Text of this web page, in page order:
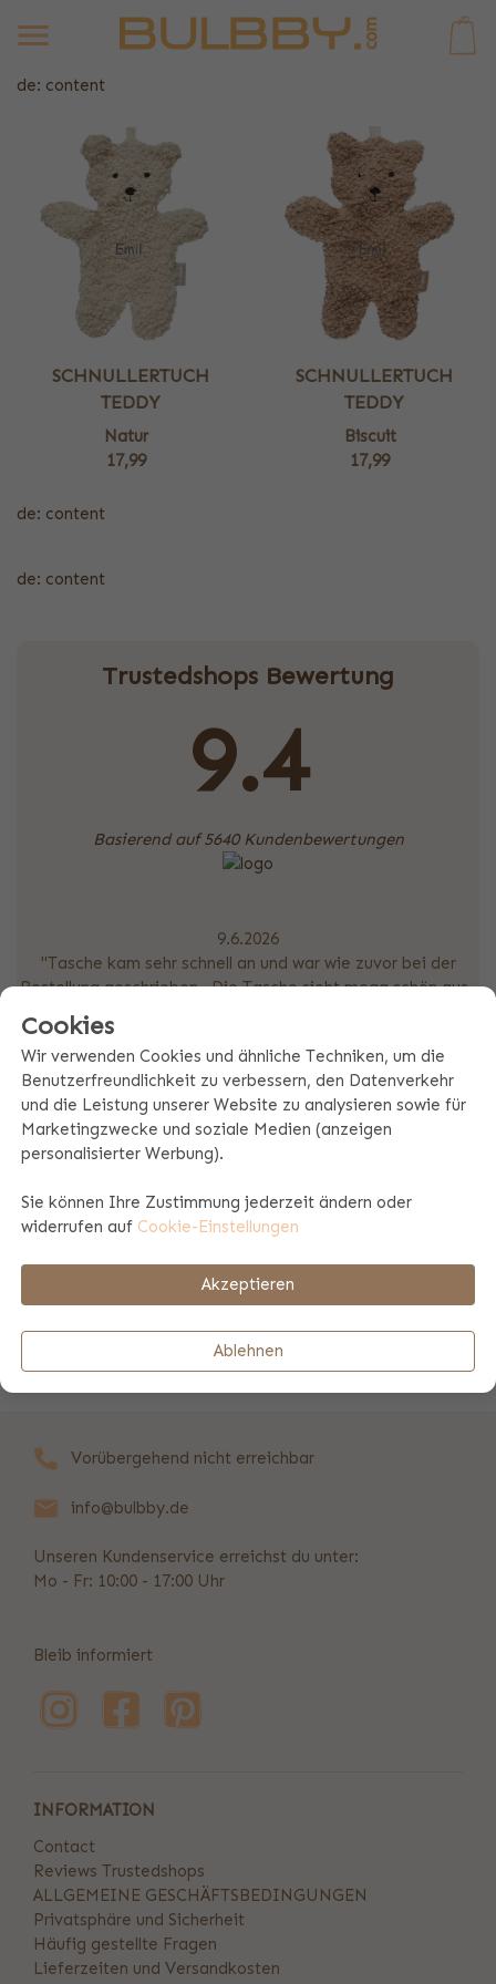
de: content
SCHNULLERTUCH
TEDDY
Natur
17,99
SCHNULLERTUCH
TEDDY
Biscuit
17,99
de: content
de: content
Trustedshops Bewertung
9.4
Basierend auf 5640 Kundenbewertungen
9.6.2026
"Tasche kam sehr schnell an und war wie zuvor bei der
Bestellung geschrieben . Die Tasche sieht mega schön aus .
6.6.2026
"Die Qualität ist sehr gut, was mich sehr begeistert hat"
5.6.2026
wunderschön ,meine Enkelkinder lieben sie."
Vorübergehend nicht erreichbar
info@bulbby.de
Unseren Kundenservice erreichst du unter:
Mo - Fr: 10:00 - 17:00 Uhr
Bleib informiert
INFORMATION
Contact
Reviews Trustedshops
ALLGEMEINE GESCHÄFTSBEDINGUNGEN
Privatsphäre und Sicherheit
Häufig gestellte Fragen
Lieferzeiten und Versandkosten
Cookies
Wir verwenden Cookies und ähnliche Techniken, um die
Benutzerfreundlichkeit zu verbessern, den Datenverkehr
und die Leistung unserer Website zu analysieren sowie für
Marketingzwecke und soziale Medien (anzeigen
personalisierter Werbung).
Sie können Ihre Zustimmung jederzeit ändern oder
widerrufen auf Cookie-Einstellungen
Akzeptieren
Ablehnen